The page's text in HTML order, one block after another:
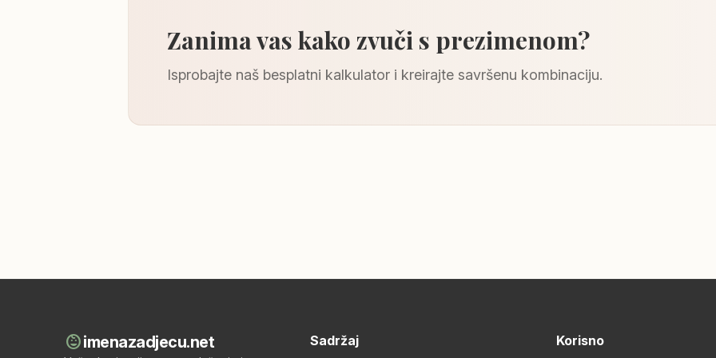
Zanima vas kako zvuči s prezimenom?
Isprobajte naš besplatni kalkulator i kreirajte savršenu kombinaciju.
child_careimenazadjecu.net Sadržaj Korisno